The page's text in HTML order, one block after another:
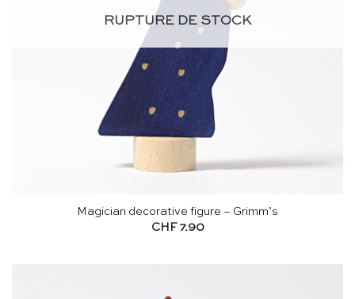
RUPTURE DE STOCK
Magician decorative figure – Grimm’s
CHF7.90